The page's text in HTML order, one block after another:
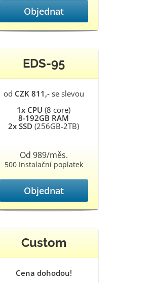
Objednat
EDS-95
od CZK 811,-se slevou
1x CPU (8 core)
8-192GB RAM
2x SSD (256GB-2TB)
Od 989/měs.
500 Instalační poplatek
Objednat
Custom
Cena dohodou!